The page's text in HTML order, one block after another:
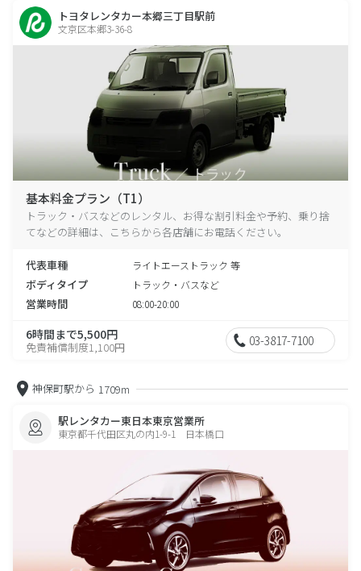
トヨタレンタカー本郷三丁目駅前
文京区本郷3-36-8
基本料金プラン（T1）
トラック・バスなどのレンタル、お得な割引料金や予約、乗り捨
てなどの詳細は、こちらから各店舗にお電話ください。
代表車種 ライトエーストラック 等
ボディタイプ トラック・バスなど
営業時間 08:00-20:00
6時間まで5,500円
免責補償制度1,100円 03-3817-7100
神保町駅から 1709m
駅レンタカー東日本東京営業所
東京都千代田区丸の内1-9-1 日本橋口